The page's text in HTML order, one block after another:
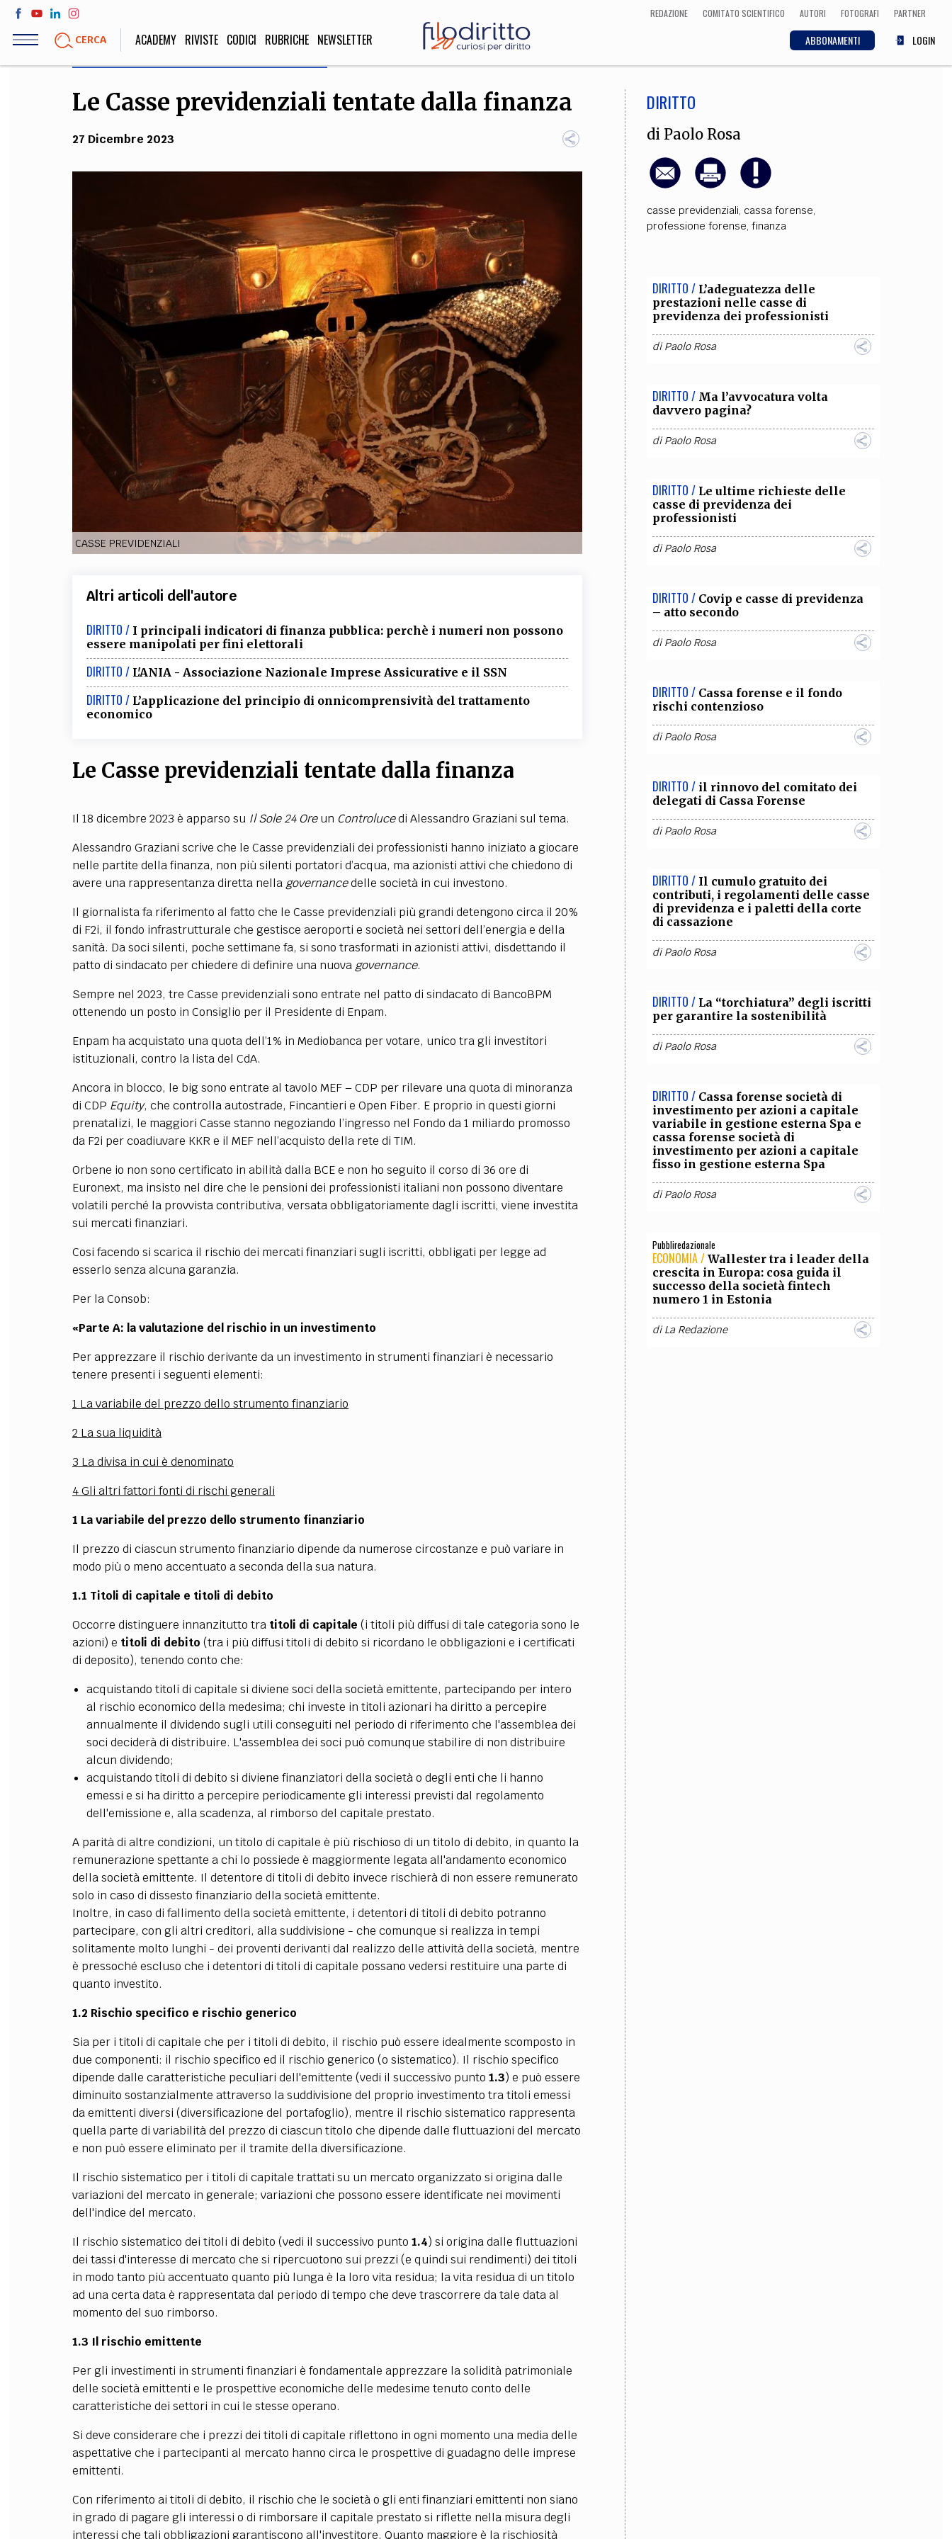
Salta
contenuto
REDAZIONE COMITATO SCIENTIFICO AUTORI FOTOGRAFI PARTNER
CERCA ABBONAMENTI LOGIN
ACADEMY RIVISTE CODICI RUBRICHE NEWSLETTER
LIFE STYLE
Sport, Cucina, Viaggi,
SOCIETÀ ECONOMIA
STORIA E FILOSOFIA
Scienze storiche,
umanistiche, Religione
INNOVAZIONE
Scienze informatiche,
Architettura, Ingegneria
CULTURA
Arte, Cinema, Musica,
TEAM
FILODIRITTO REDAZIONE COMITATO SCIENTIFICO AUTORI CURATORI COLLABORA CON NOI
EXTRA
CODICI RUBRICHE LIBRI PROCEEDINGS PUBBLICITÀ
SOCIAL MEDIA
Le Casse previdenziali tentate dalla finanza
27 Dicembre 2023
CASSE PREVIDENZIALI
Altri articoli dell'autore
DIRITTO / I principali indicatori di finanza pubblica: perchè i numeri non possono
essere manipolati per fini elettorali
DIRITTO / L'ANIA - Associazione Nazionale Imprese Assicurative e il SSN
DIRITTO / L’applicazione del principio di onnicomprensività del trattamento
economico
Le Casse previdenziali tentate dalla finanza
Il 18 dicembre 2023 è apparso su Il Sole 24 Oreun Controlucedi Alessandro Graziani sul tema.
Alessandro Graziani scrive che le Casse previdenziali dei professionisti hanno iniziato a giocare
nelle partite della finanza, non più silenti portatori d’acqua, ma azionisti attivi che chiedono di
avere una rappresentanza diretta nella governancedelle società in cui investono.
Il giornalista fa riferimento al fatto che le Casse previdenziali più grandi detengono circa il 20%
di F2i, il fondo infrastrutturale che gestisce aeroporti e società nei settori dell’energia e della
sanità. Da soci silenti, poche settimane fa, si sono trasformati in azionisti attivi, disdettando il
patto di sindacato per chiedere di definire una nuova governance.
Sempre nel 2023, tre Casse previdenziali sono entrate nel patto di sindacato di BancoBPM
ottenendo un posto in Consiglio per il Presidente di Enpam.
Enpam ha acquistato una quota dell’1% in Mediobanca per votare, unico tra gli investitori
istituzionali, contro la lista del CdA.
Ancora in blocco, le big sono entrate al tavolo MEF – CDP per rilevare una quota di minoranza
di CDP Equity, che controlla autostrade, Fincantieri e Open Fiber. E proprio in questi giorni
prenatalizi, le maggiori Casse stanno negoziando l’ingresso nel Fondo da 1 miliardo promosso
da F2i per coadiuvare KKR e il MEF nell’acquisto della rete di TIM.
Orbene io non sono certificato in abilità dalla BCE e non ho seguito il corso di 36 ore di
Euronext, ma insisto nel dire che le pensioni dei professionisti italiani non possono diventare
volatili perché la provvista contributiva, versata obbligatoriamente dagli iscritti, viene investita
sui mercati finanziari.
Cosi facendo si scarica il rischio dei mercati finanziari sugli iscritti, obbligati per legge ad
esserlo senza alcuna garanzia.
Per la Consob:
«Parte A: la valutazione del rischio in un investimento
Per apprezzare il rischio derivante da un investimento in strumenti finanziari è necessario
tenere presenti i seguenti elementi:
1 La variabile del prezzo dello strumento finanziario
2 La sua liquidità
3 La divisa in cui è denominato
4 Gli altri fattori fonti di rischi generali
1 La variabile del prezzo dello strumento finanziario
Il prezzo di ciascun strumento finanziario dipende da numerose circostanze e può variare in
modo più o meno accentuato a seconda della sua natura.
1.1 Titoli di capitale e titoli di debito
Occorre distinguere innanzitutto tra titoli di capitale (i titoli più diffusi di tale categoria sono le
azioni) e titoli di debito (tra i più diffusi titoli di debito si ricordano le obbligazioni e i certificati
di deposito), tenendo conto che:
acquistando titoli di capitale si diviene soci della società emittente, partecipando per intero
al rischio economico della medesima; chi investe in titoli azionari ha diritto a percepire
annualmente il dividendo sugli utili conseguiti nel periodo di riferimento che l'assemblea dei
soci deciderà di distribuire. L'assemblea dei soci può comunque stabilire di non distribuire
alcun dividendo;
acquistando titoli di debito si diviene finanziatori della società o degli enti che li hanno
emessi e si ha diritto a percepire periodicamente gli interessi previsti dal regolamento
dell'emissione e, alla scadenza, al rimborso del capitale prestato.
A parità di altre condizioni, un titolo di capitale è più rischioso di un titolo di debito, in quanto la
remunerazione spettante a chi lo possiede è maggiormente legata all'andamento economico
della società emittente. Il detentore di titoli di debito invece rischierà di non essere remunerato
solo in caso di dissesto finanziario della società emittente.
Inoltre, in caso di fallimento della società emittente, i detentori di titoli di debito potranno
partecipare, con gli altri creditori, alla suddivisione - che comunque si realizza in tempi
solitamente molto lunghi - dei proventi derivanti dal realizzo delle attività della società, mentre
è pressoché escluso che i detentori di titoli di capitale possano vedersi restituire una parte di
quanto investito.
1.2 Rischio specifico e rischio generico
Sia per i titoli di capitale che per i titoli di debito, il rischio può essere idealmente scomposto in
due componenti: il rischio specifico ed il rischio generico (o sistematico). Il rischio specifico
dipende dalle caratteristiche peculiari dell'emittente (vedi il successivo punto 1.3) e può essere
diminuito sostanzialmente attraverso la suddivisione del proprio investimento tra titoli emessi
da emittenti diversi (diversificazione del portafoglio), mentre il rischio sistematico rappresenta
quella parte di variabilità del prezzo di ciascun titolo che dipende dalle fluttuazioni del mercato
e non può essere eliminato per il tramite della diversificazione.
Il rischio sistematico per i titoli di capitale trattati su un mercato organizzato si origina dalle
variazioni del mercato in generale; variazioni che possono essere identificate nei movimenti
dell'indice del mercato.
Il rischio sistematico dei titoli di debito (vedi il successivo punto 1.4) si origina dalle fluttuazioni
dei tassi d'interesse di mercato che si ripercuotono sui prezzi (e quindi sui rendimenti) dei titoli
in modo tanto più accentuato quanto più lunga è la loro vita residua; la vita residua di un titolo
ad una certa data è rappresentata dal periodo di tempo che deve trascorrere da tale data al
momento del suo rimborso.
1.3 Il rischio emittente
Per gli investimenti in strumenti finanziari è fondamentale apprezzare la solidità patrimoniale
delle società emittenti e le prospettive economiche delle medesime tenuto conto delle
caratteristiche dei settori in cui le stesse operano.
Si deve considerare che i prezzi dei titoli di capitale riflettono in ogni momento una media delle
aspettative che i partecipanti al mercato hanno circa le prospettive di guadagno delle imprese
emittenti.
Con riferimento ai titoli di debito, il rischio che le società o gli enti finanziari emittenti non siano
in grado di pagare gli interessi o di rimborsare il capitale prestato si riflette nella misura degli
interessi che tali obbligazioni garantiscono all'investitore. Quanto maggiore è la rischiosità
DIRITTO
di Paolo Rosa
casse previdenziali, cassa forense,
professione forense, finanza
DIRITTO / L’adeguatezza delle
prestazioni nelle casse di
previdenza dei professionisti
diPaolo Rosa
DIRITTO / Ma l’avvocatura volta
davvero pagina?
diPaolo Rosa
DIRITTO / Le ultime richieste delle
casse di previdenza dei
professionisti
diPaolo Rosa
DIRITTO / Covip e casse di previdenza
– atto secondo
diPaolo Rosa
DIRITTO / Cassa forense e il fondo
rischi contenzioso
diPaolo Rosa
DIRITTO / il rinnovo del comitato dei
delegati di Cassa Forense
diPaolo Rosa
DIRITTO / Il cumulo gratuito dei
contributi, i regolamenti delle casse
di previdenza e i paletti della corte
di cassazione
diPaolo Rosa
DIRITTO / La “torchiatura” degli iscritti
per garantire la sostenibilità
diPaolo Rosa
DIRITTO / Cassa forense società di
investimento per azioni a capitale
variabile in gestione esterna Spa e
cassa forense società di
investimento per azioni a capitale
fisso in gestione esterna Spa
diPaolo Rosa
Pubbliredazionale
ECONOMIA / Wallester tra i leader della
crescita in Europa: cosa guida il
successo della società fintech
numero 1 in Estonia
diLa Redazione